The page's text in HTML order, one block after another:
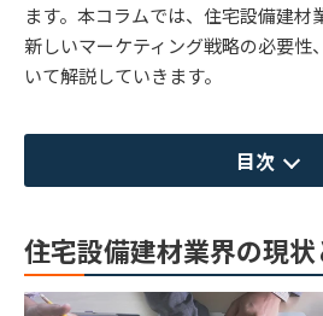
ます。本コラムでは、住宅設備建材
新しいマーケティング戦略の必要性
いて解説していきます。
目次
住宅設備建材業界の現